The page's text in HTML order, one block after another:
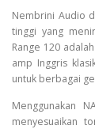
Nembrini Audio
tinggi yang
Range 120
amp Inggris
untuk berbagai
Menggunakan
menyesuaikan